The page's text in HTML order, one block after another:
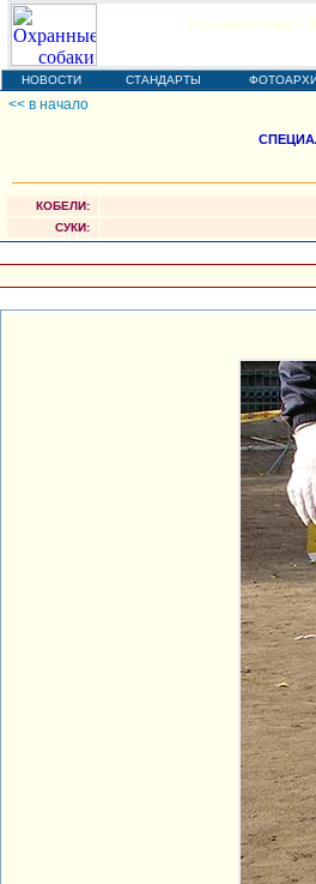
Охранные собаки *
НОВОСТИ СТАНДАРТЫ
<< в начало
КОБЕЛИ:
СУКИ: